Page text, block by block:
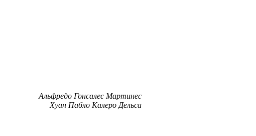
Альфредо Гонсалес Мартинес
Хуан Пабло Калеро Дельса